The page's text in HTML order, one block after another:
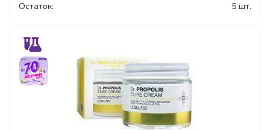
Остаток:
5 шт.